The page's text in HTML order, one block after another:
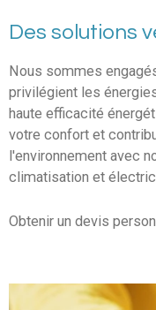
Des solutions
Nous sommes
privilégient les
haute efficacité
votre confort et
l'environnement avec
climatisation et
Obtenir un devis